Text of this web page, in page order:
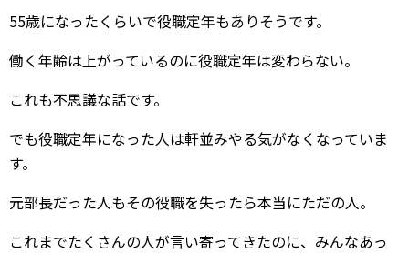
55歳になったくらいで役職定年もありそうです。
働く年齢は上がっているのに役職定年は変わらない。
これも不思議な話です。
でも役職定年になった人は軒並みやる気がなくなっていま
す。
元部長だった人もその役職を失ったら本当にただの人。
これまでたくさんの人が言い寄ってきたのに、みんなあっ